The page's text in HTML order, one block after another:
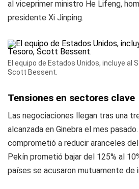
al viceprimer ministro He Lifeng,
presidente Xi Jinping.
El equipo de Estados Unidos, incluye al
Scott Bessent.
Tensiones en sectores clave
Las negociaciones llegan tras una
alcanzada en Ginebra el mes
comprometió a reducir aranceles
Pekín prometió bajar del 125% al
países se acusaron mutuamente de